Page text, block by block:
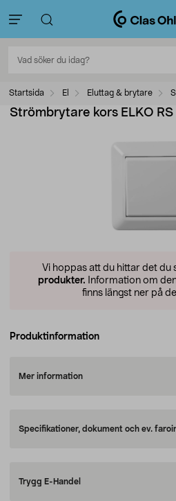
Startsida El Eluttag & brytare
Strömbrytare kors ELKO RS
Vi hoppas att du hittar det du
produkter. Information om
finns längst ner på
Produktinformation
Mer information
Specifikationer, dokument och ev.
Trygg E-Handel